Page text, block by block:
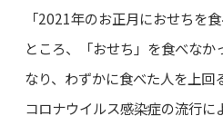
「2021年のお正月におせちを
ところ、「おせち」を食べな
なり、わずかに食べた人を上回
コロナウイルス感染症の流行に